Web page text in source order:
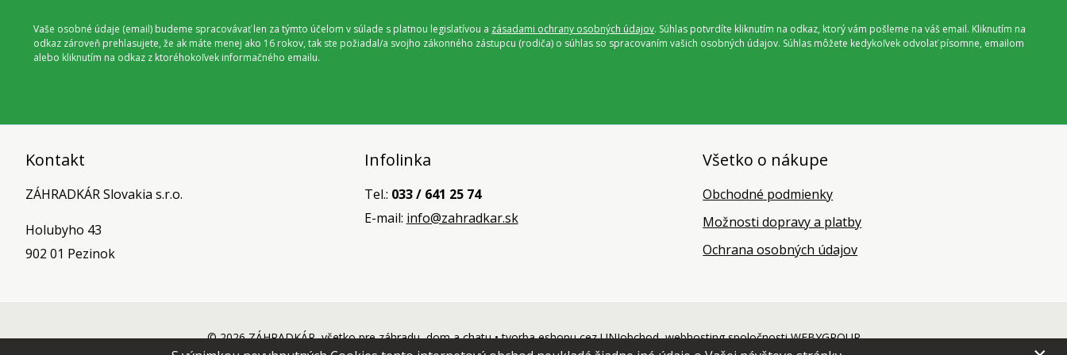
Vaše osobné údaje (email) budeme spracovávať len za týmto účelom v súlade s platnou legislatívou a zásadami ochrany osobných údajov. Súhlas potvrdíte kliknutím na odkaz, ktorý vám pošleme na váš email. Kliknutím na
odkaz zároveň prehlasujete, že ak máte menej ako 16 rokov, tak ste požiadal/a svojho zákonného zástupcu (rodiča) o súhlas so spracovaním vašich osobných údajov. Súhlas môžete kedykoľvek odvolať písomne, emailom
alebo kliknutím na odkaz z ktoréhokoľvek informačného emailu.
Kontakt
ZÁHRADKÁR Slovakia s.r.o.
Holubyho 43
902 01 Pezinok
Infolinka
Tel.: 033 / 641 25 74
E-mail: info@zahradkar.sk
Všetko o nákupe
Obchodné podmienky
Možnosti dopravy a platby
Ochrana osobných údajov
© 2026 ZÁHRADKÁR, všetko pre záhradu, dom a chatu •tvorba eshopu cez UNIobchod,webhostingspoločnostiWEBYGROUP